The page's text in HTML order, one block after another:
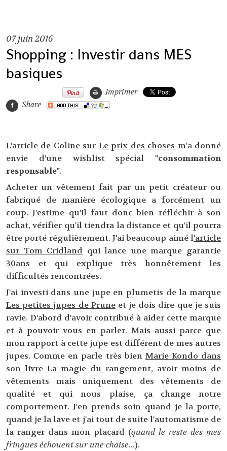
07juin 2016
Shopping : Investir dans MES
basiques
Imprimer
Share
L'article de Coline sur Le prix des choses m'a donné
envie d'une wishlist spécial "consommation
responsable".
Acheter un vêtement fait par un petit créateur ou
fabriqué de manière écologique a forcément un
coup. J'estime qu'il faut donc bien réfléchir à son
achat, vérifier qu'il tiendra la distance et qu'il pourra
être porté régulièrement. J'ai beaucoup aimé l'article
sur Tom Cridland qui lance une marque garantie
30ans et qui explique très honnêtement les
difficultés rencontrées.
J'ai investi dans une jupe en plumetis de la marque
Les petites jupes de Pruneet je dois dire que je suis
ravie. D'abord d'avoir contribué à aider cette marque
et à pouvoir vous en parler. Mais aussi parce que
mon rapport à cette jupe est différent de mes autres
jupes. Comme en parle très bien Marie Kondo dans
son livre La magie du rangement, avoir moins de
vêtements mais uniquement des vêtements de
qualité et qui nous plaise, ça change notre
comportement. J'en prends soin quand je la porte,
quand je la lave et j'ai tout de suite l'automatisme de
la ranger dans mon placard (quand le reste des mes
fringues échouent sur une chaise...).